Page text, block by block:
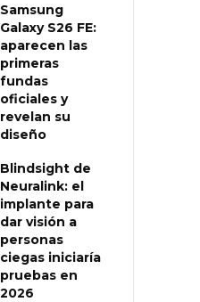
Samsung
Galaxy S26 FE:
aparecen las
primeras
fundas
oficiales y
revelan su
diseño
Blindsight de
Neuralink: el
implante para
dar visión a
personas
ciegas iniciaría
pruebas en
2026